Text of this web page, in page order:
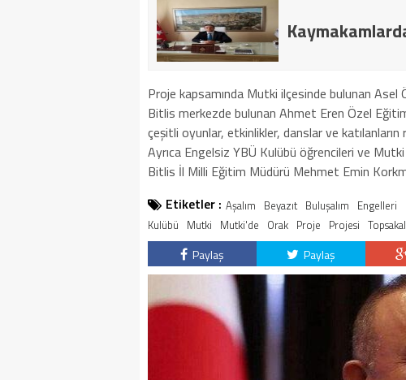
Proje kapsamında Mutki ilçesinde bulunan
Bitlis merkezde bulunan Ahmet Eren Özel
çeşitli oyunlar, etkinlikler, danslar ve
Ayrıca Engelsiz YBÜ Kulübü öğrencileri ve
Bitlis İl Milli Eğitim Müdürü Mehmet Emin
Etiketler : Aşalım Beyazıt Buluşalım Engelleri
Kulübü Mutki Mutki'de Orak Proje Projesi
Paylaş Paylaş